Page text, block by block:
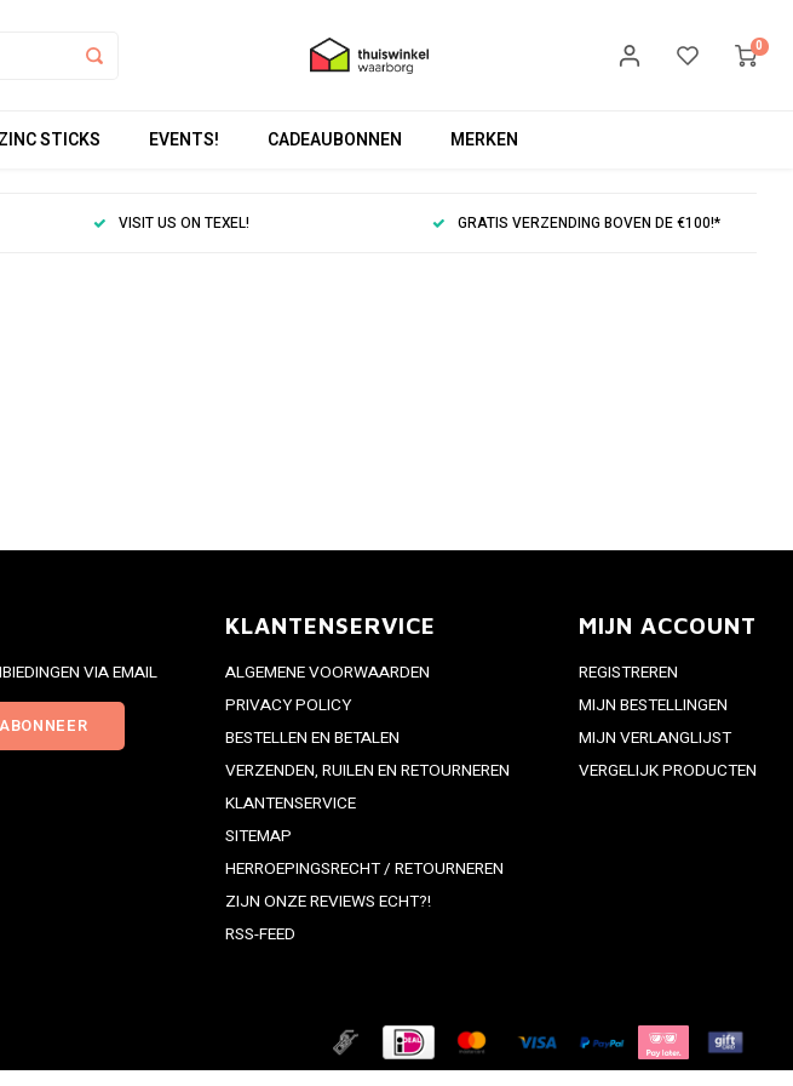
0
STICKS EVENTS! CADEAUBONNEN MERKEN
VISIT US ON TEXEL! GRATIS VERZENDING BOVEN DE €100!*
VIA EMAIL
ABONNEER
KLANTENSERVICE
ALGEMENE VOORWAARDEN
PRIVACY POLICY
BESTELLEN EN BETALEN
VERZENDEN, RUILEN EN RETOURNEREN
KLANTENSERVICE
SITEMAP
HERROEPINGSRECHT / RETOURNEREN
ZIJN ONZE REVIEWS ECHT?!
RSS-FEED
MIJN ACCOUNT
REGISTREREN
MIJN BESTELLINGEN
MIJN VERLANGLIJST
VERGELIJK PRODUCTEN